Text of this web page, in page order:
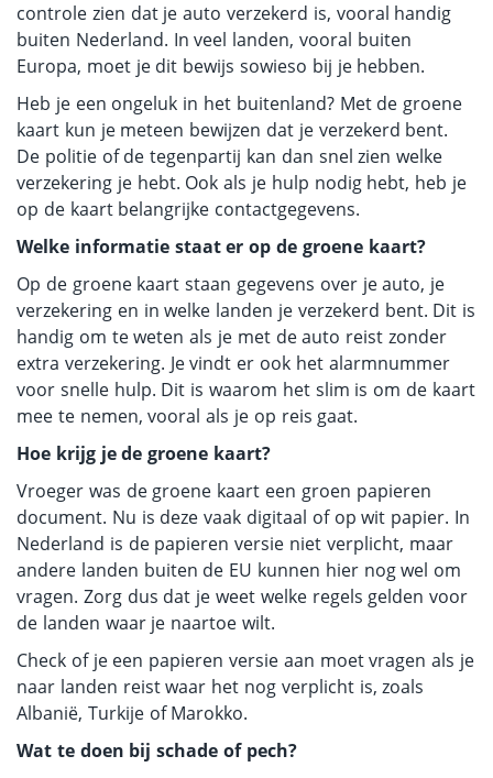
controle zien dat je auto verzekerd is, vooral handig
buiten Nederland. In veel landen, vooral buiten
Europa, moet je dit bewijs sowieso bij je hebben.
Heb je een ongeluk in het buitenland? Met de groene
kaart kun je meteen bewijzen dat je verzekerd bent.
De politie of de tegenpartij kan dan snel zien welke
verzekering je hebt. Ook als je hulp nodig hebt, heb je
op de kaart belangrijke contactgegevens.
Welke informatie staat er op de groene kaart?
Op de groene kaart staan gegevens over je auto, je
verzekering en in welke landen je verzekerd bent. Dit is
handig om te weten als je met de auto reist zonder
extra verzekering. Je vindt er ook het alarmnummer
voor snelle hulp. Dit is waarom het slim is om de kaart
mee te nemen, vooral als je op reis gaat.
Hoe krijg je de groene kaart?
Vroeger was de groene kaart een groen papieren
document. Nu is deze vaak digitaal of op wit papier. In
Nederland is de papieren versie niet verplicht, maar
andere landen buiten de EU kunnen hier nog wel om
vragen. Zorg dus dat je weet welke regels gelden voor
de landen waar je naartoe wilt.
Check of je een papieren versie aan moet vragen als je
naar landen reist waar het nog verplicht is, zoals
Albanië, Turkije of Marokko.
Wat te doen bij schade of pech?